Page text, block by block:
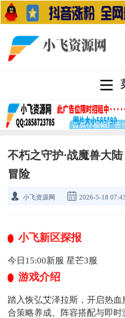
不朽之守护·战魔兽大
冒险
小飞资源网 2026-5-18 07:43
小飞新区探报
今日15:00新服 星芒3服
游戏介绍
踏入恢弘艾泽拉斯，开启热
合策略养成、阵容搭配与即